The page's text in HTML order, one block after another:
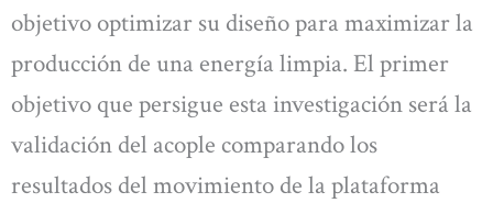
objetivo optimizar su diseño para maximizar la
producción de una energía limpia. El primer
objetivo que persigue esta investigación será la
validación del acople comparando los
resultados del movimiento de la plataforma